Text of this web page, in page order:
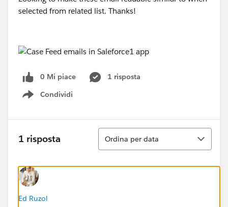
selected from related list. Thanks!
0 Mi piace
1 risposta
Condividi
Show menu
1 risposta
Ordina
Ordina per data
Ed Ruzol